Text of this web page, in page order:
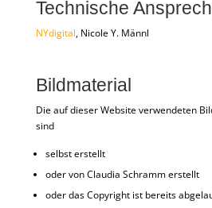
Technische
NYdigital, Nicole Y. Männl
Bildmaterial
Die auf dieser Website verwendeten
sind
selbst erstellt
oder von Claudia Schramm erstellt
oder das Copyright ist bereits